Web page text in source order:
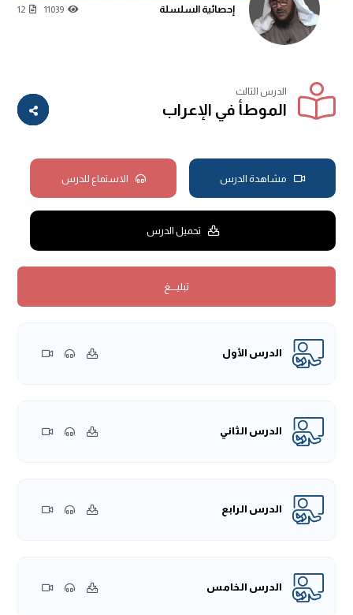
إحصائية السلسلة 11039
12
الدرس الثالث
الموطأ في الإعراب
مشاهدة الدرس الاستماع للدرس
تحميل الدرس
تبليــــغ
الدرس الأول
الدرس الثاني
الدرس الرابع
الدرس الخامس